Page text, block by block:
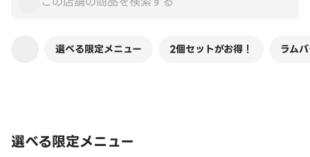
選べる限定メニュー 2個セットがお得！ ラム
選べる限定メニュー